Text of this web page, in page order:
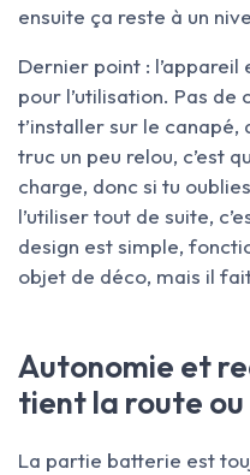
ensuite ça reste à un
Dernier point : l’appareil
pour l’utilisation. Pas de
t’installer sur le canapé,
truc un peu relou, c’est
charge, donc si tu
l’utiliser tout de suite,
design est simple,
objet de déco, mais il
Autonomie et
tient la route ou
La partie batterie est